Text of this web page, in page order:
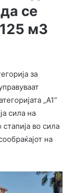
се
м3
за
„А1“
сила на
во сила
на